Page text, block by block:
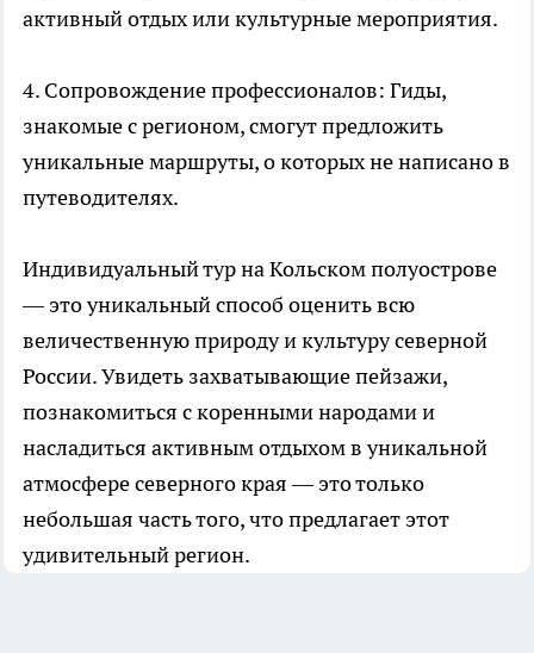
активный отдых или культурные мероприятия.
4. Сопровождение профессионалов: Гиды,
знакомые с регионом, смогут предложить
уникальные маршруты, о которых не написано в
путеводителях.
Индивидуальный тур на Кольском полуострове
— это уникальный способ оценить всю
величественную природу и культуру северной
России. Увидеть захватывающие пейзажи,
познакомиться с коренными народами и
насладиться активным отдыхом в уникальной
атмосфере северного края — это только
небольшая часть того, что предлагает этот
удивительный регион.